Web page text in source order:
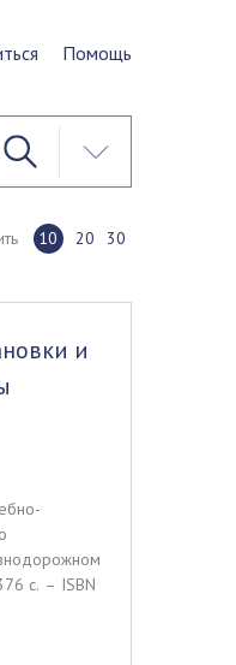
Помощь
10 20 30
и
c. – ISBN